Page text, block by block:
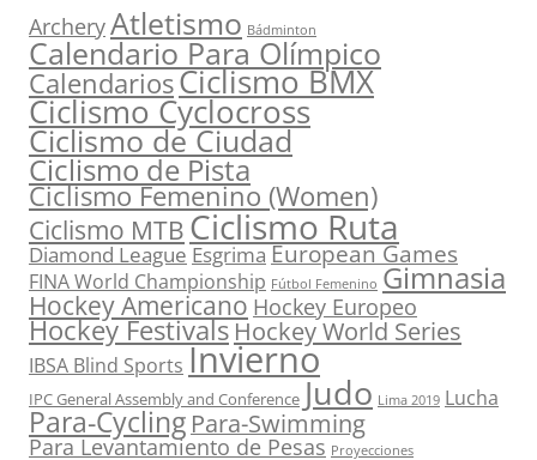
ArcheryAtletismo Bádminton
Calendario Para Olímpico
CalendariosCiclismo BMX
Ciclismo Cyclocross
Ciclismo de Ciudad
Ciclismo de Pista
Ciclismo Femenino (Women)
Ciclismo MTBCiclismo Ruta
Diamond League EsgrimaEuropean Games
FINA World Championship Fútbol Femenino Gimnasia
Hockey Americano Hockey Europeo
Hockey FestivalsHockey World Series
IBSA Blind Sports Invierno
IPC General Assembly and Conference Judo Lima 2019 Lucha
Para-Cycling Para-Swimming
Para Levantamiento de Pesas Proyecciones